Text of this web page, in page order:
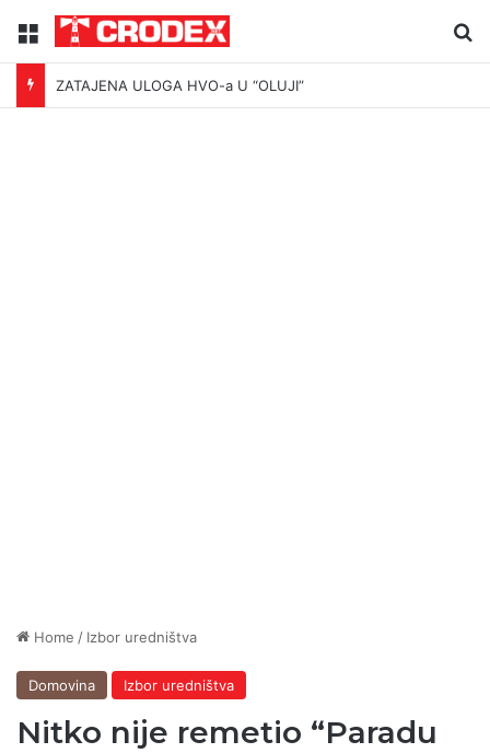
Menu
ZATAJENA ULOGA HVO-a U “OLUJI”
Home / Izbor uredništva
Domovina Izbor uredništva
Nitko nije remetio “Paradu